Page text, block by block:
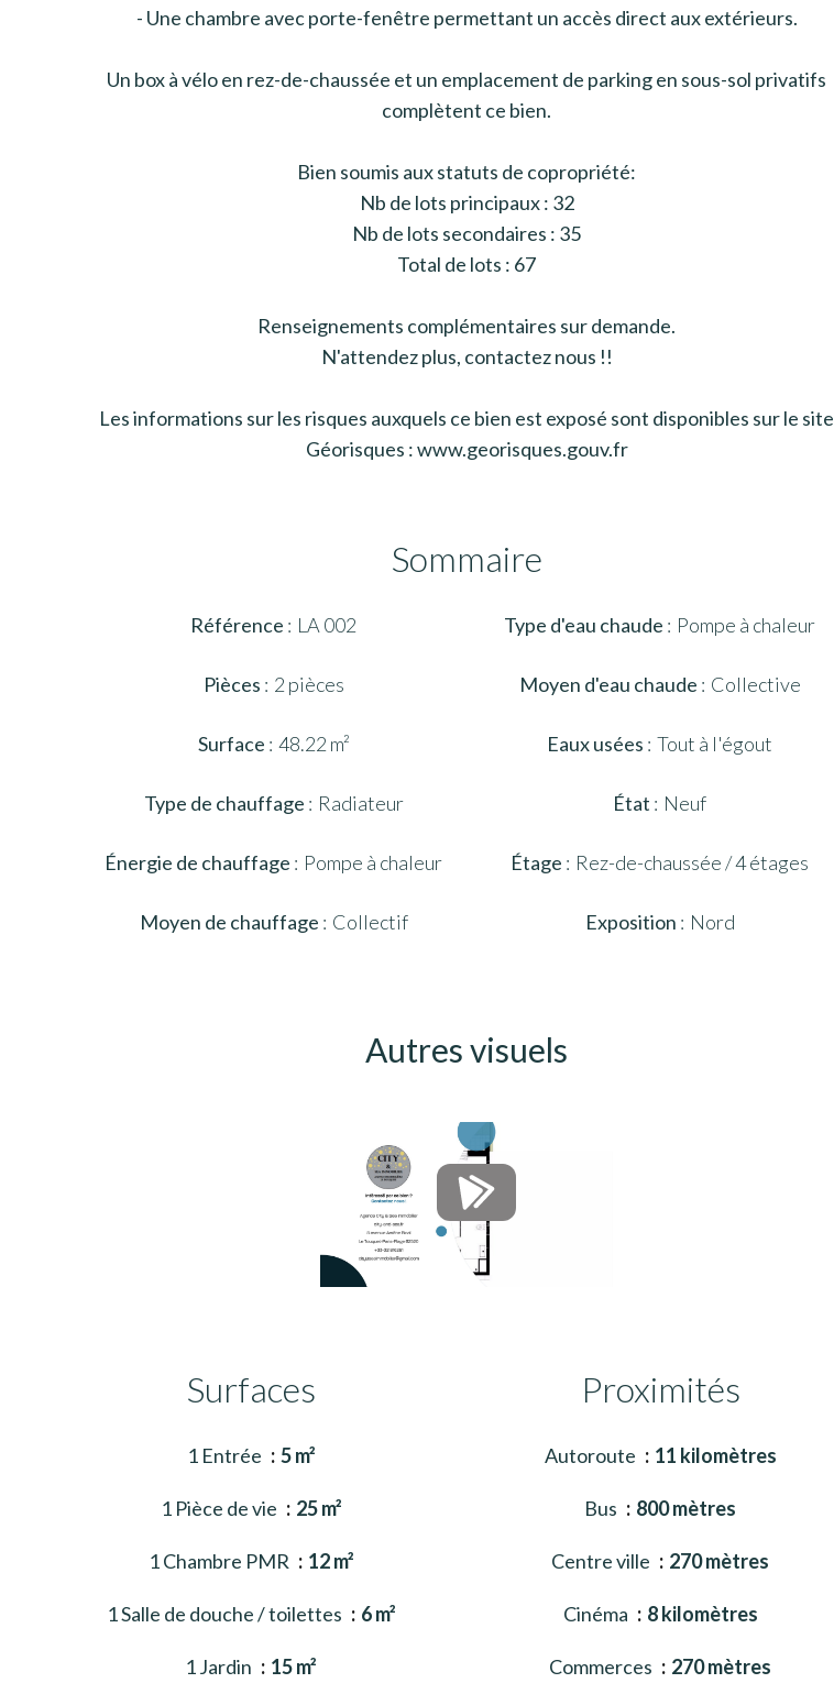
- Une chambre avec porte-fenêtre permettant un accès direct aux extérieurs.
Un box à vélo en rez-de-chaussée et un emplacement de parking en sous-sol privatifs
complètent ce bien.
Bien soumis aux statuts de copropriété:
Nb de lots principaux : 32
Nb de lots secondaires : 35
Total de lots : 67
Renseignements complémentaires sur demande.
N'attendez plus, contactez nous !!
Les informations sur les risques auxquels ce bien est exposé sont disponibles sur le site
Géorisques : www.georisques.gouv.fr
Sommaire
Référence LA 002
Pièces 2 pièces
Surface 48.22 m²
Type de chauffage Radiateur
Énergie de chauffage Pompe à chaleur
Moyen de chauffage Collectif
Type d'eau chaude Pompe à chaleur
Moyen d'eau chaude Collective
Eaux usées Tout à l'égout
État Neuf
Étage Rez-de-chaussée / 4 étages
Exposition Nord
Autres visuels
Surfaces
1 Entrée 5 m²
1 Pièce de vie 25 m²
1 Chambre PMR 12 m²
1 Salle de douche / toilettes 6 m²
1 Jardin 15 m²
Proximités
Autoroute 11 kilomètres
Bus 800 mètres
Centre ville 270 mètres
Cinéma 8 kilomètres
Commerces 270 mètres